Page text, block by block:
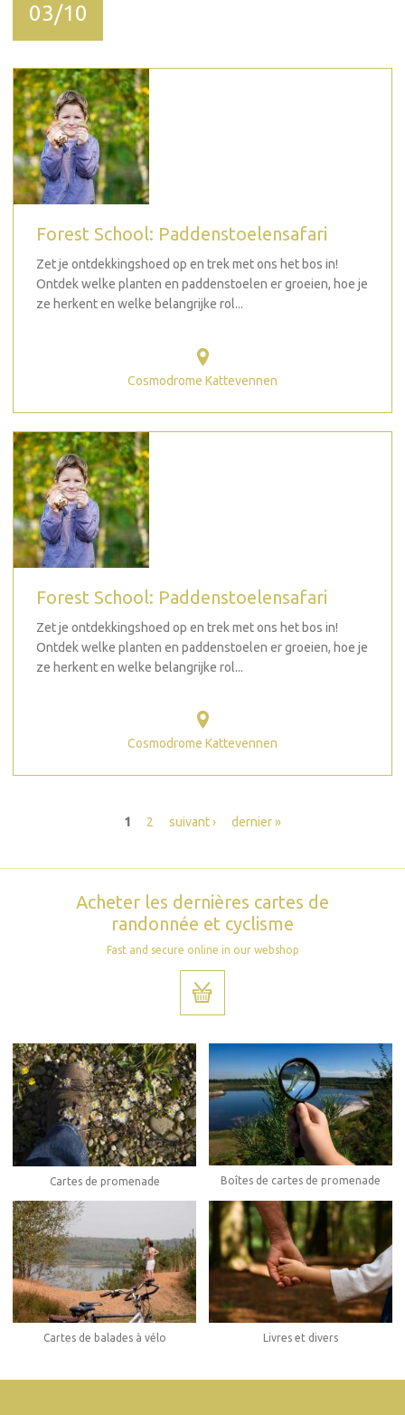
03/10
Forest School: Paddenstoelensafari
Zet je ontdekkingshoed op en trek met ons het bos in!
Ontdek welke planten en paddenstoelen er groeien, hoe je
ze herkent en welke belangrijke rol...
Cosmodrome Kattevennen
Forest School: Paddenstoelensafari
Zet je ontdekkingshoed op en trek met ons het bos in!
Ontdek welke planten en paddenstoelen er groeien, hoe je
ze herkent en welke belangrijke rol...
Cosmodrome Kattevennen
1 2 suivant › dernier »
Acheter les dernières cartes de
randonnée et cyclisme
Fast and secure online in our webshop
Cartes de promenade Boîtes de cartes de promenade
Cartes de balades à vélo Livres et divers